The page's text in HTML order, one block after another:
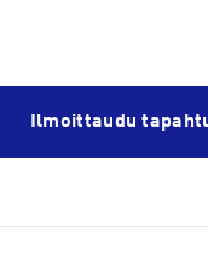
Ilmoittaudu